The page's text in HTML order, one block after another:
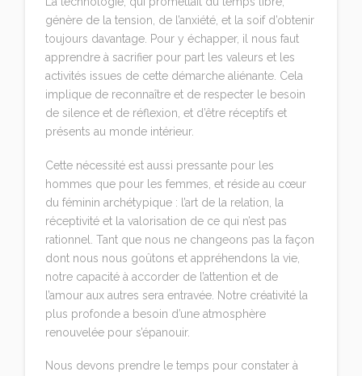
génère de la tension, de l’anxiété, et la soif d’obtenir
toujours davantage. Pour y échapper, il nous faut
apprendre à sacrifier pour part les valeurs et les
activités issues de cette démarche aliénante. Cela
implique de reconnaître et de respecter le besoin
de silence et de réflexion, et d’être réceptifs et
présents au monde intérieur.
Cette nécessité est aussi pressante pour les
hommes que pour les femmes, et réside au cœur
du féminin archétypique : l’art de la relation, la
réceptivité et la valorisation de ce qui n’est pas
rationnel. Tant que nous ne changeons pas la façon
dont nous nous goûtons et appréhendons la vie,
notre capacité à accorder de l’attention et de
l’amour aux autres sera entravée. Notre créativité la
plus profonde a besoin d’une atmosphère
renouvelée pour s’épanouir.
Nous devons prendre le temps pour constater à